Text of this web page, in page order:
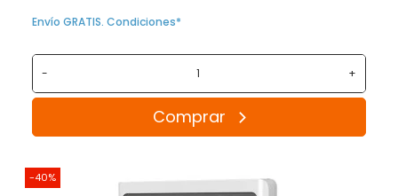
Envío GRATIS. Condiciones*
- +
Comprar
-40%